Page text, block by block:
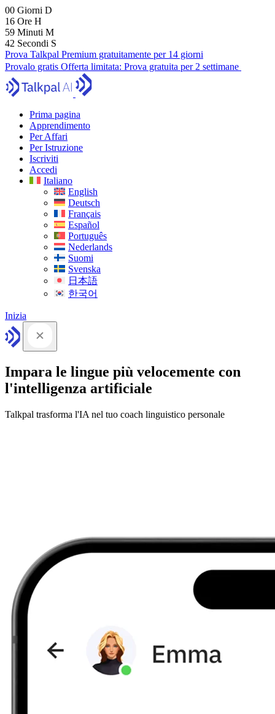
00 Giorni D
16 Ore H
59 Minuti M
40 Secondi S
Prova Talkpal Premium gratuitamente per 14 giorni
Provalo gratis Offerta limitata: Prova gratuita per 2 settimane
Prima pagina
Apprendimento
Per Affari
Per Istruzione
Iscriviti
Accedi
Italiano
English
Deutsch
Français
Español
Português
Nederlands
Suomi
Svenska
日本語
한국어
Inizia
Impara le lingue più velocemente con
l'intelligenza artificiale
Talkpal trasforma l'IA nel tuo coach linguistico personale